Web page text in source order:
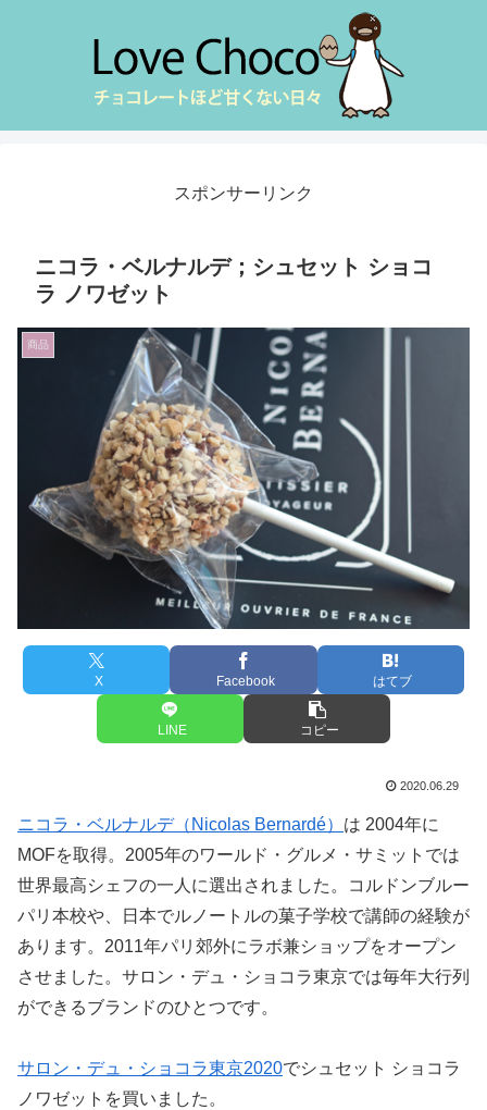
スポンサーリンク
ニコラ・ベルナルデ；シュセット ショコ
ラ ノワゼット
商品
X Facebook はてブ
LINE コピー
2020.06.29
ニコラ・ベルナルデ（Nicolas Bernardé） は 2004年に
MOFを取得。2005年のワールド・グルメ・サミットでは
世界最高シェフの一人に選出されました。コルドンブルー
パリ本校や、日本でルノートルの菓子学校で講師の経験が
あります。2011年パリ郊外にラボ兼ショップをオープン
させました。サロン・デュ・ショコラ東京では毎年大行列
ができるブランドのひとつです。
サロン・デュ・ショコラ東京2020でシュセット ショコラ
ノワゼットを買いました。